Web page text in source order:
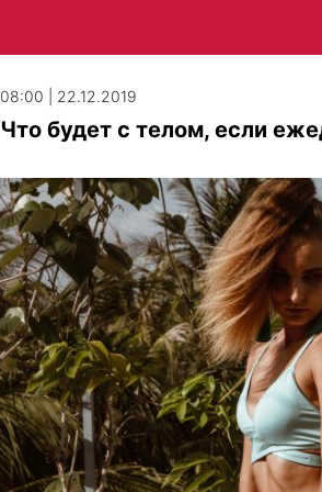
08:00 | 22.12.2019
Что будет с телом, если